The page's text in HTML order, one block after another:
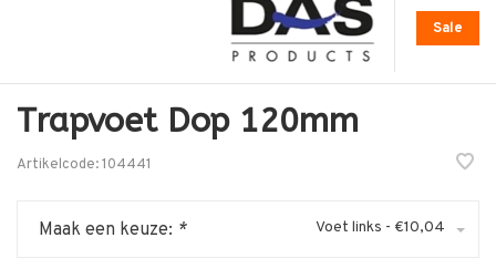
Sale
Trapvoet Dop 120mm
Artikelcode:104441
Maak een keuze: * Voet links - €10,04